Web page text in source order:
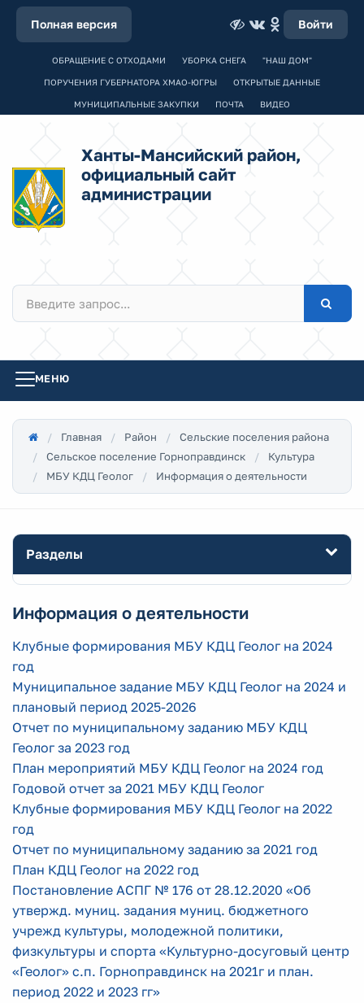
Полная версия Войти
ОБРАЩЕНИЕ С ОТХОДАМИ УБОРКА СНЕГА "НАШ ДОМ"
ПОРУЧЕНИЯ ГУБЕРНАТОРА ХМАО-ЮГРЫ ОТКРЫТЫЕ ДАННЫЕ
МУНИЦИПАЛЬНЫЕ ЗАКУПКИ ПОЧТА ВИДЕО
Ханты-Мансийский район,
официальный сайт
администрации
МЕНЮ
Главная Район
Сельские поселения района
Сельское поселение Горноправдинск
Культура
МБУ КДЦ Геолог
Информация о деятельности
Разделы
Информация о деятельности
Клубные формирования МБУ КДЦ Геолог на 2024
год
Муниципальное задание МБУ КДЦ Геолог на 2024 и
плановый период 2025-2026
Отчет по муниципальному заданию МБУ КДЦ
Геолог за 2023 год
План мероприятий МБУ КДЦ Геолог на 2024 год
Годовой отчет за 2021 МБУ КДЦ Геолог
Клубные формирования МБУ КДЦ Геолог на 2022
год
Отчет по муниципальному заданию за 2021 год
План КДЦ Геолог на 2022 год
Постановление АСПГ № 176 от 28.12.2020 «Об
утвержд. муниц. задания муниц. бюджетного
учрежд культуры, молодежной политики,
физкультуры и спорта «Культурно-досуговый центр
«Геолог» с.п. Горноправдинск на 2021г и план.
период 2022 и 2023 гг»